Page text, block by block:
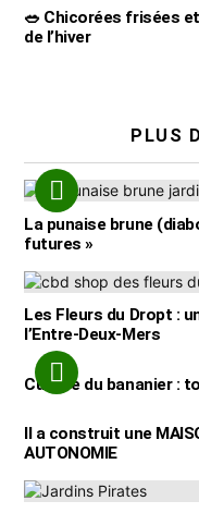
🥗 Chicorées frisées
de l’hiver
PLUS
La punaise brune
futures »
Les Fleurs du Dropt :
l’Entre-Deux-Mers
Culture du bananier :
Il a construit une
AUTONOMIE